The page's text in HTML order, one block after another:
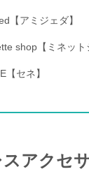
【アミジェダ】
shop【ミネット
【セネ】
アクセ